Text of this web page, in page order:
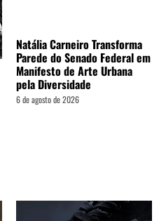
Natália Carneiro Transforma
Parede do Senado Federal em
Manifesto de Arte Urbana
pela Diversidade
6 de agosto de 2026